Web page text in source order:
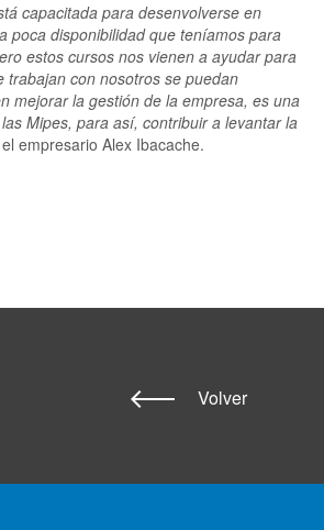
capacitada para desenvolverse en
poca disponibilidad que teníamos para
estos cursos nos vienen a ayudar para
trabajan con nosotros se puedan
mejorar la gestión de la empresa, es una
Mipes, para así, contribuir a levantar la
empresario Alex Ibacache.
Volver